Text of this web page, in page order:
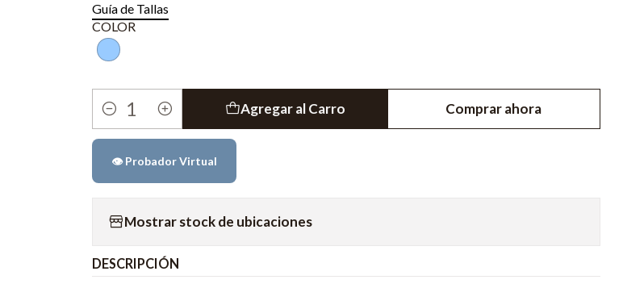
Guía de Tallas
COLOR
Cantidad
Agregar al Carro Comprar ahora
👁️ Probador Virtual
Mostrar stock de ubicaciones
DESCRIPCIÓN